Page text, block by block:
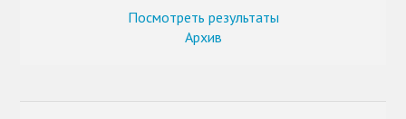
Посмотреть результаты
Архив